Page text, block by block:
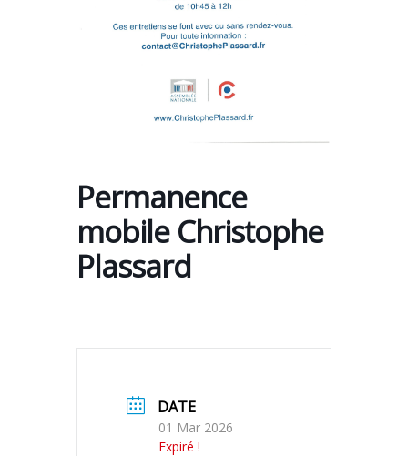
Permanence
mobile Christophe
Plassard
DATE
01 Mar 2026
Expiré !